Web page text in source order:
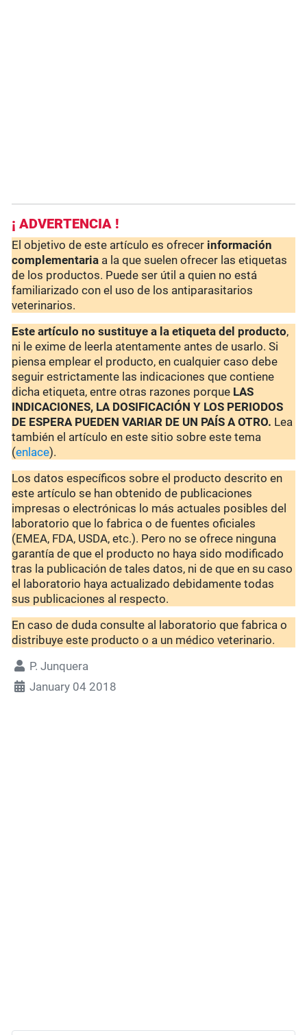
¡ ADVERTENCIA !
El objetivo de este artículo es ofrecer información
complementaria a la que suelen ofrecer las etiquetas
de los productos. Puede ser útil a quien no está
familiarizado con el uso de los antiparasitarios
veterinarios.
Este artículo no sustituye a la etiqueta del producto,
ni le exime de leerla atentamente antes de usarlo. Si
piensa emplear el producto, en cualquier caso debe
seguir estrictamente las indicaciones que contiene
dicha etiqueta, entre otras razones porque LAS
INDICACIONES, LA DOSIFICACIÓN Y LOS PERIODOS
DE ESPERA PUEDEN VARIAR DE UN PAÍS A OTRO. Lea
también el artículo en este sitio sobre este tema
(enlace).
Los datos específicos sobre el producto descrito en
este artículo se han obtenido de publicaciones
impresas o electrónicas lo más actuales posibles del
laboratorio que lo fabrica o de fuentes oficiales
(EMEA, FDA, USDA, etc.). Pero no se ofrece ninguna
garantía de que el producto no haya sido modificado
tras la publicación de tales datos, ni de que en su caso
el laboratorio haya actualizado debidamente todas
sus publicaciones al respecto.
En caso de duda consulte al laboratorio que fabrica o
distribuye este producto o a un médico veterinario.
P. Junquera
January 04 2018